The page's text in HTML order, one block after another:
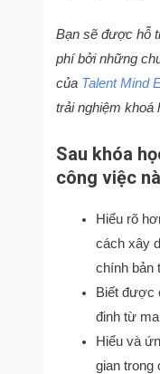
Bạn sẽ được hỗ
phí bởi những
của Talent Mind
trải nghiệm khoá
Sau khóa
công việc
Hiểu rõ
cách xây
chính bản
Biết được
đinh từ
Hiểu và
gian trong